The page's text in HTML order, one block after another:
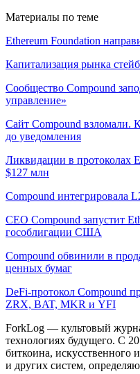
Материалы по теме
Ethereum Foundation
Капитализация рынка
Сообщество Compound
управление»
Сайт Compound взломали.
до уведомления
Ликвидации в протоколах
$127 млн
Compound интегрировала
CEO Compound запустит
гособлигации США
Compound обвинили в
ценных бумаг
DeFi-протокол Compound
ZRX, BAT, MKR и YFI
ForkLog — культовый
технологиях будущего. С
биткоина, искусственного
и других систем,